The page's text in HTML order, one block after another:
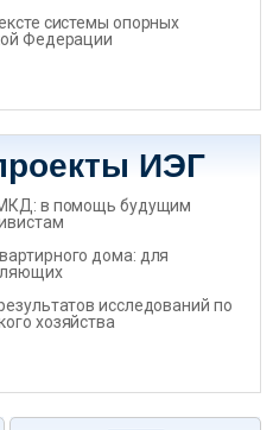
системы опорных
Федерации
ИЭГ
в помощь будущим
дома: для
исследований по
хозяйства